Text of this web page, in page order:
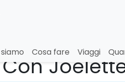
Cosa fare Viaggi
del